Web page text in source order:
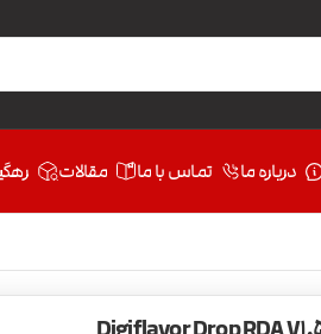
درباره ما تماس با ما مقالات